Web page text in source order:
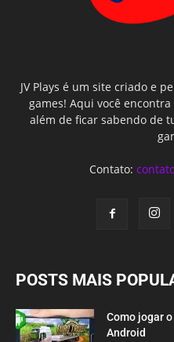
JV Plays é um site criado e
games! Aqui você
além de ficar sabendo de
Contato:
POSTS MAIS
Como jogar
Android